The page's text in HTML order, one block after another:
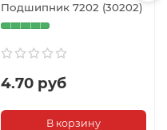
Подшипник 7202 (30202)
4.70 руб
В корзину